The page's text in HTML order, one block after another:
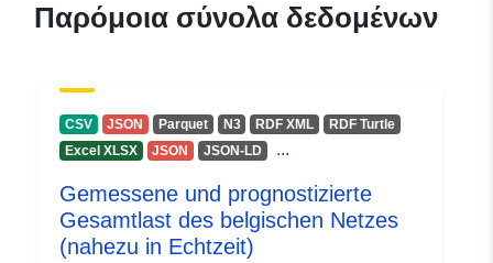
E-Mail:
Αρχείο
καταλόγου:
Προστίθεται στο data.europa.eu:
September 2023
30 July 2026
Χωρικός: Συντεταγμένες:
Παρόμοια σύνολα δεδομένων
CSV JSON Parquet N3 RDF XML
RDF Turtle
Excel XLSX
JSON JSON-LD ...
Gemessene und prognostizierte
Gesamtlast des belgischen Netzes
(nahezu in Echtzeit)